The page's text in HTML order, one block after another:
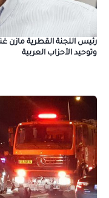
رئيس اللجنة القطرية مازن
وتوحيد الأحزاب العربية